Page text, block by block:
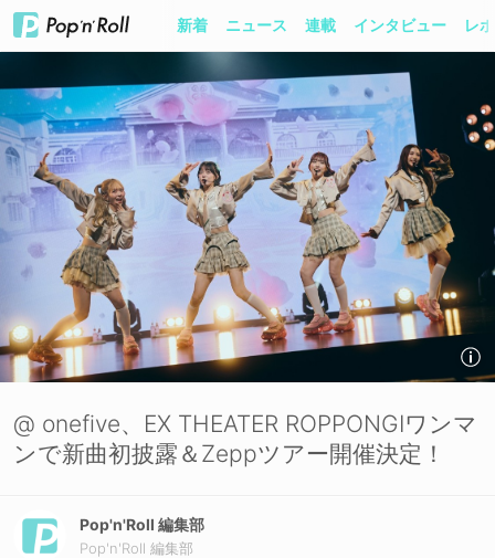
新着 ニュース 連載 インタビュー レ
@ onefive、EX THEATER ROPPONGIワンマ
ンで新曲初披露＆Zeppツアー開催決定！
Pop'n'Roll 編集部
Pop'n'Roll 編集部